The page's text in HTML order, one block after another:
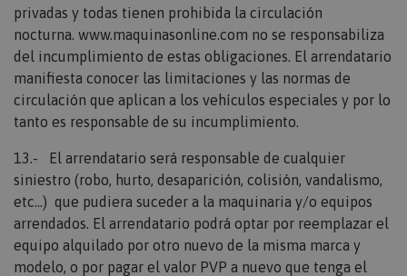
privadas y todas tienen prohibida la circulación
nocturna. www.maquinasonline.com no se responsabiliza
del incumplimiento de estas obligaciones. El arrendatario
manifiesta conocer las limitaciones y las normas de
circulación que aplican a los vehículos especiales y por lo
tanto es responsable de su incumplimiento.
13.- El arrendatario será responsable de cualquier
siniestro (robo, hurto, desaparición, colisión, vandalismo,
etc…) que pudiera suceder a la maquinaria y/o equipos
arrendados. El arrendatario podrá optar por reemplazar el
equipo alquilado por otro nuevo de la misma marca y
modelo, o por pagar el valor PVP a nuevo que tenga el
1 día
Almacena información específica del cliente
relacionada con acciones iniciadas por el
comprador, como mostrar la lista de deseos,
información de pago, etc.
mage-messages
www.maquinasonline.com
1 día
Realiza un seguimiento de los mensajes de error y
otras notificaciones que se muestran al usuario,
como el mensaje de consentimiento de cookies y
varios mensajes de error. El mensaje se elimina de la
cookie después de mostrarse al comprador.
Política
de Privacidad de Google